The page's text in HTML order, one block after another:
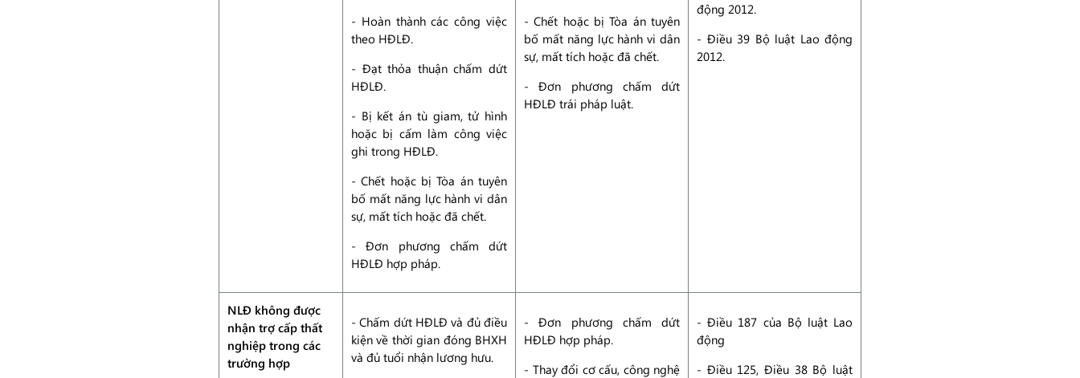
- Hoàn thành các công việc
theo HĐLĐ.
- Đạt thỏa thuận chấm dứt
HĐLĐ.
- Bị kết án tù giam, tử hình
hoặc bị cấm làm công việc
ghi trong HĐLĐ.
- Chết hoặc bị Tòa án tuyên
bố mất năng lực hành vi dân
sự, mất tích hoặc đã chết.
- Đơn phương chấm dứt
HĐLĐ hợp pháp.
- Chết hoặc bị Tòa án tuyên
bố mất năng lực hành vi dân
sự, mất tích hoặc đã chết.
- Đơn phương chấm dứt
HĐLĐ trái pháp luật.
động 2012.
- Điều 39 Bộ luật Lao động
2012.
NLĐ không được
nhận trợ cấp thất
nghiệp trong các
trường hợp
- Chấm dứt HĐLĐ và đủ điều
kiện về thời gian đóng BHXH
và đủ tuổi nhận lương hưu.
- Đơn phương chấm dứt
HĐLĐ hợp pháp.
- Thay đổi cơ cấu, công nghệ
- Điều 187 của Bộ luật Lao
động
- Điều 125, Điều 38 Bộ luật